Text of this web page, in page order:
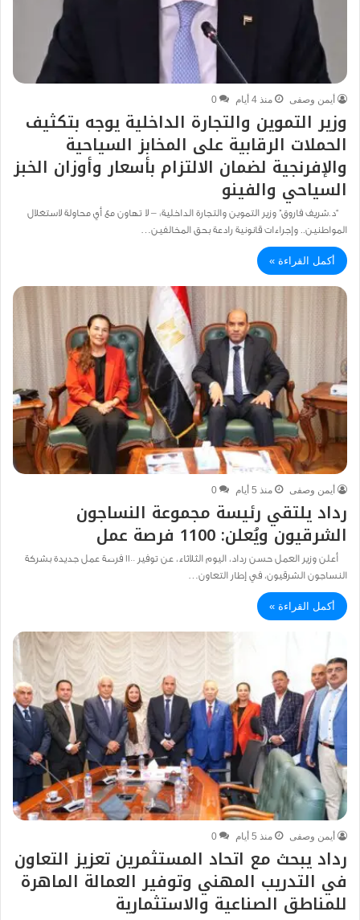
أيمن وصفى منذ 4 أيام 0
وزير التموين والتجارة الداخلية يوجه بتكثيف
الحملات الرقابية على المخابز السياحية
والإفرنجية لضمان الالتزام بأسعار وأوزان الخبز
السياحي والفينو
“د.شريف فاروق” وزير التموين والتجارة الداخلية: – لا تهاون مع أي محاولة لاستغلال
المواطنين.. وإجراءات قانونية رادعة بحق المخالفين…
أكمل القراءة »
أيمن وصفى منذ 5 أيام 0
رداد يلتقي رئيسة مجموعة النساجون
الشرقيون ويُعلن: 1100 فرصة عمل
أعلن وزير العمل حسن رداد، اليوم الثلاثاء، عن توفير 1100 فرصة عمل جديدة بشركة
النساجون الشرقيون، في إطار التعاون…
أكمل القراءة »
أيمن وصفى منذ 5 أيام 0
رداد يبحث مع اتحاد المستثمرين تعزيز التعاون
في التدريب المهني وتوفير العمالة الماهرة
للمناطق الصناعية والاستثمارية